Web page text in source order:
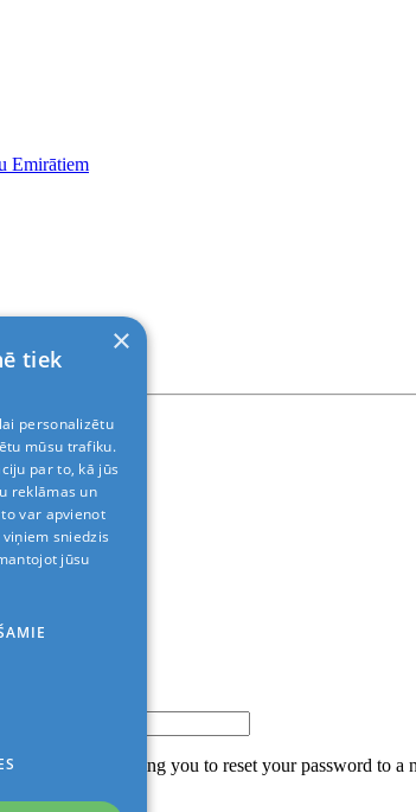
Emirātiem
SIA»
Google
a link allowing you to reset your password to a
×
tiek
personalizētu
mūsu trafiku.
par to, kā jūs
reklāmas un
var apvienot
sniedzis
jūsu